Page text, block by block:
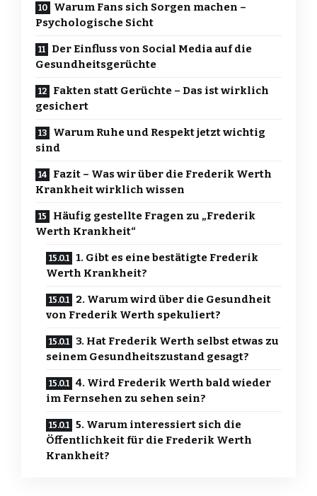
Warum Fans sich Sorgen machen –
Psychologische Sicht
Der Einfluss von Social Media auf die
Gesundheitsgerüchte
Fakten statt Gerüchte – Das ist wirklich
gesichert
Warum Ruhe und Respekt jetzt wichtig
sind
Fazit – Was wir über die Frederik Werth
Krankheit wirklich wissen
Häufig gestellte Fragen zu „Frederik
Werth Krankheit“
1. Gibt es eine bestätigte Frederik
Werth Krankheit?
2. Warum wird über die Gesundheit
von Frederik Werth spekuliert?
3. Hat Frederik Werth selbst etwas zu
seinem Gesundheitszustand gesagt?
4. Wird Frederik Werth bald wieder
im Fernsehen zu sehen sein?
5. Warum interessiert sich die
Öffentlichkeit für die Frederik Werth
Krankheit?